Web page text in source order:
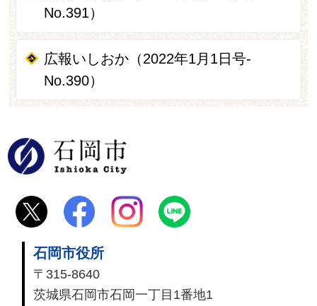
No.391）
広報いしおか（2022年1月1日号-
No.390）
石岡市役所
〒315-8640
茨城県石岡市石岡一丁目1番地1